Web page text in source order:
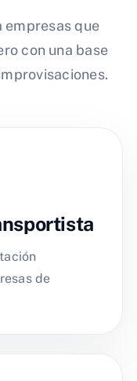
empresas que
con una base
de